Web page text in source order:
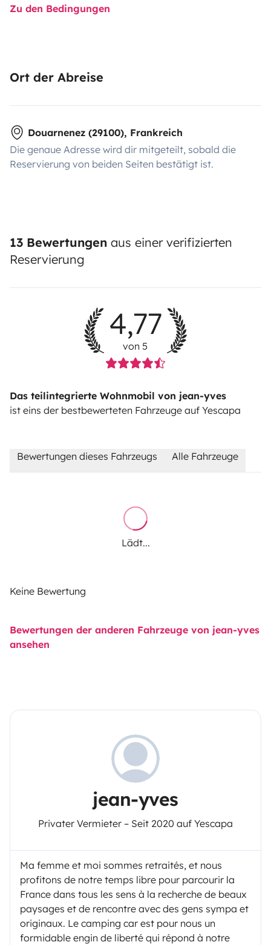
Zu den Bedingungen
Ort der Abreise
Douarnenez (29100), Frankreich
Die genaue Adresse wird dir mitgeteilt, sobald die
Reservierung von beiden Seiten bestätigt ist.
13 Bewertungen aus einer verifizierten
Reservierung
4,77
von 5
Das teilintegrierte Wohnmobil von jean-yves
ist eins der bestbewerteten Fahrzeuge auf Yescapa
Bewertungen dieses Fahrzeugs Alle Fahrzeuge
Lädt...
Keine Bewertung
Bewertungen der anderen Fahrzeuge von jean-yves
ansehen
jean-yves
Privater Vermieter – Seit 2020 auf Yescapa
Ma femme et moi sommes retraités, et nous
profitons de notre temps libre pour parcourir la
France dans tous les sens à la recherche de beaux
paysages et de rencontre avec des gens sympa et
originaux. Le camping car est pour nous un
formidable engin de liberté qui répond à notre